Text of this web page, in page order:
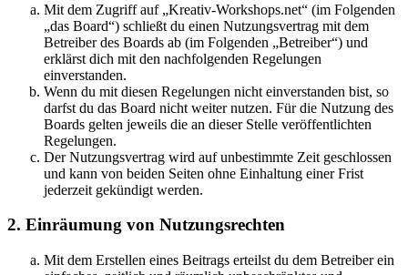
Mit dem Zugriff auf „Kreativ-Workshops.net“ (im Folgenden
„das Board“) schließt du einen Nutzungsvertrag mit dem
Betreiber des Boards ab (im Folgenden „Betreiber“) und
erklärst dich mit den nachfolgenden Regelungen
einverstanden.
Wenn du mit diesen Regelungen nicht einverstanden bist, so
darfst du das Board nicht weiter nutzen. Für die Nutzung des
Boards gelten jeweils die an dieser Stelle veröffentlichten
Regelungen.
Der Nutzungsvertrag wird auf unbestimmte Zeit geschlossen
und kann von beiden Seiten ohne Einhaltung einer Frist
jederzeit gekündigt werden.
2. Einräumung von Nutzungsrechten
Mit dem Erstellen eines Beitrags erteilst du dem Betreiber ein